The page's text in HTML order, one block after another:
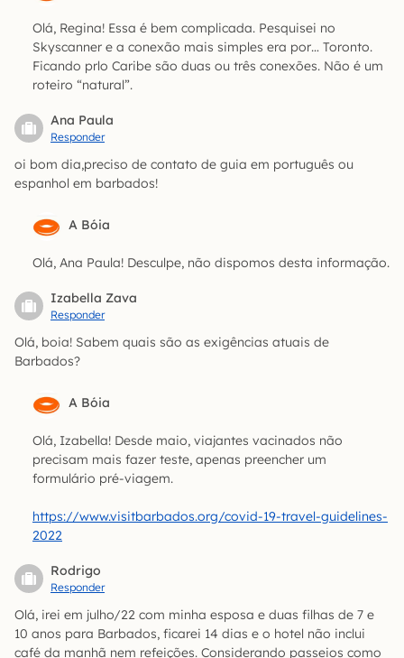
Olá, Regina! Essa é bem complicada. Pesquisei no
Skyscanner e a conexão mais simples era por… Toronto.
Ficando prlo Caribe são duas ou três conexões. Não é um
roteiro “natural”.
Ana Paula
Responder
oi bom dia,preciso de contato de guia em português ou
espanhol em barbados!
A Bóia
Olá, Ana Paula! Desculpe, não dispomos desta informação.
Izabella Zava
Responder
Olá, boia! Sabem quais são as exigências atuais de
Barbados?
A Bóia
Olá, Izabella! Desde maio, viajantes vacinados não
precisam mais fazer teste, apenas preencher um
formulário pré-viagem.
https://www.visitbarbados.org/covid-19-travel-guidelines-
2022
Rodrigo
Responder
Olá, irei em julho/22 com minha esposa e duas filhas de 7 e
10 anos para Barbados, ficarei 14 dias e o hotel não inclui
café da manhã nem refeições. Considerando passeios como